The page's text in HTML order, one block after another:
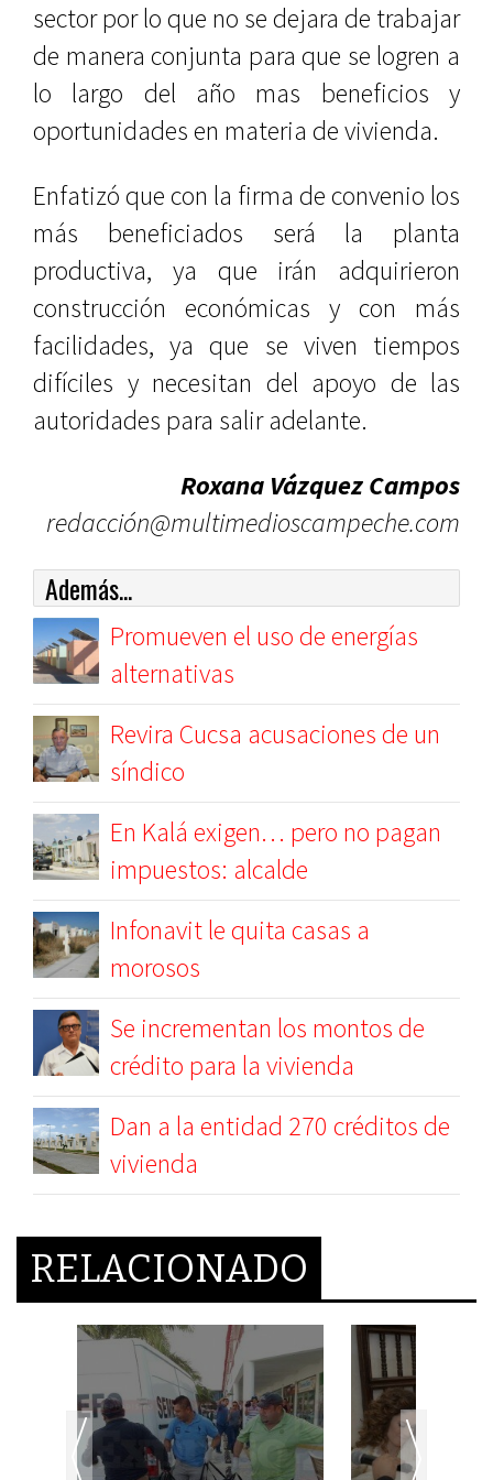
sector por lo que no se dejara de trabajar
de manera conjunta para que se logren a
lo largo del año mas beneficios y
oportunidades en materia de vivienda.
Enfatizó que con la firma de convenio los
más beneficiados será la planta
productiva, ya que irán adquirieron
construcción económicas y con más
facilidades, ya que se viven tiempos
difíciles y necesitan del apoyo de las
autoridades para salir adelante.
Roxana Vázquez Campos
redacción@multimedioscampeche.com
Además...
Promueven el uso de energías
alternativas
Revira Cucsa acusaciones de un
síndico
En Kalá exigen… pero no pagan
impuestos: alcalde
Infonavit le quita casas a
morosos
Se incrementan los montos de
crédito para la vivienda
Dan a la entidad 270 créditos de
vivienda
RELACIONADO